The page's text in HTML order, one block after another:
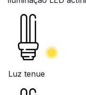
Luz tenue